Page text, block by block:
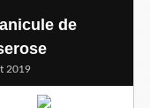
de
2019